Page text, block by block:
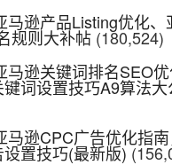
马逊产品Listing优化、
规则大补帖 (180,524)
马逊关键词排名SEO
键词设置技巧A9算法
马逊CPC广告优化指
设置技巧(最新版)